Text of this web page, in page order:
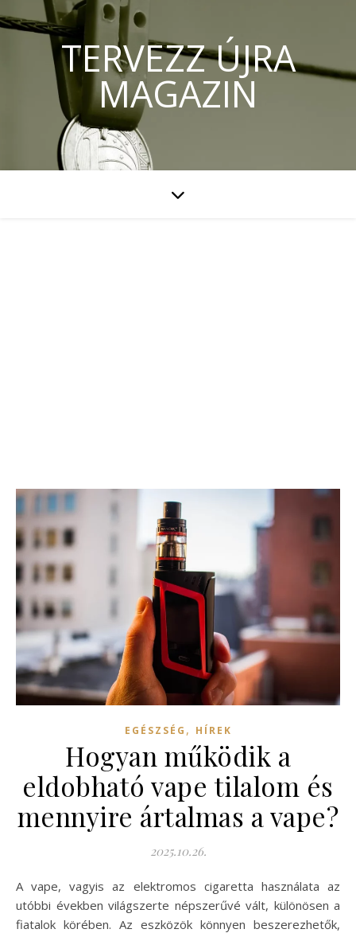
TERVEZZ ÚJRA
MAGAZIN
EGÉSZSÉG , HÍREK
Hogyan működik a
eldobható vape tilalom és
mennyire ártalmas a vape?
2025.10.26.
A vape, vagyis az elektromos cigaretta használata az
utóbbi években világszerte népszerűvé vált, különösen a
fiatalok körében. Az eszközök könnyen beszerezhetők,